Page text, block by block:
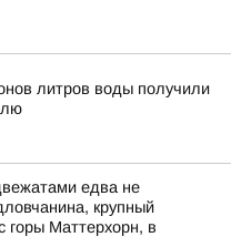
литров воды получили
едва не
крупный
горы Маттерхорн, в